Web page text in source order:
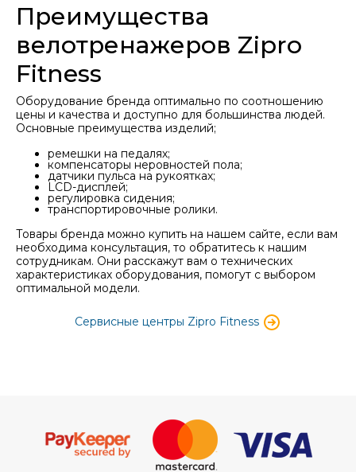
Преимущества
велотренажеров Ziprо
Fitness
Оборудование бренда оптимально по соотношению
цены и качества и доступно для большинства людей.
Основные преимущества изделий;
ремешки на педалях;
компенсаторы неровностей пола;
датчики пульса на рукоятках;
LCD-дисплей;
регулировка сидения;
транспортировочные ролики.
Товары бренда можно купить на нашем сайте, если вам
необходима консультация, то обратитесь к нашим
сотрудникам. Они расскажут вам о технических
характеристиках оборудования, помогут с выбором
оптимальной модели.
Сервисные центры Zipro Fitness